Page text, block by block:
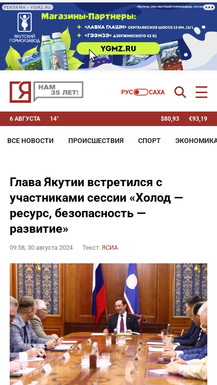
РЕКЛАМА • YGMZ.RU
6 АВГУСТА 14° $80,93 €93,19
ВСЕ НОВОСТИ ПРОИСШЕСТВИЯ СПОРТ
Глава Якутии встретился с
участниками сессии «Холод —
ресурс, безопасность —
развитие»
09:58, 30 августа 2024 Текст: ЯСИА